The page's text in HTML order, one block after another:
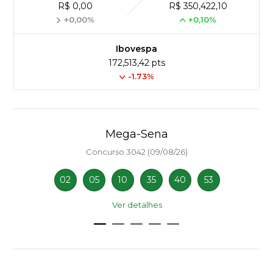
R$ 0,00
+0,00%
R$ 350,422,10
+0,10%
Ibovespa
172,513,42 pts
-1.73%
Mega-Sena
Concurso 3042 (09/08/26)
02 05 10 35 40 53
Ver detalhes